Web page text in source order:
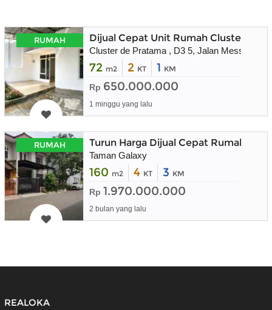
RUMAH Dijual Cepat Unit Rumah Cluster De
Cluster de Pratama , D3 5, Jalan Mess AL
72 m2 2 KT 1 KM
Rp 650.000.000
1 minggu yang lalu
RUMAH Turun Harga Dijual Cepat Rumah 2
Taman Galaxy
160 m2 4 KT 3 KM
Rp 1.970.000.000
2 bulan yang lalu
REALOKA